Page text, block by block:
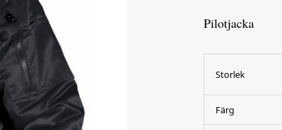
Pilotjacka
Storlek
Färg